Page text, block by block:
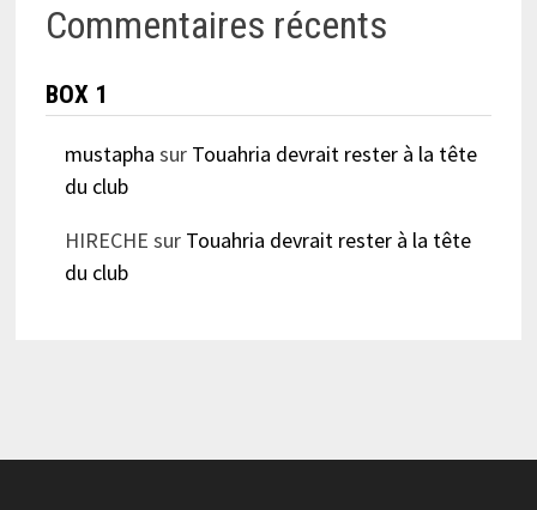
Commentaires récents
BOX 1
mustapha sur Touahria devrait rester à la tête
du club
HIRECHE sur Touahria devrait rester à la tête
du club